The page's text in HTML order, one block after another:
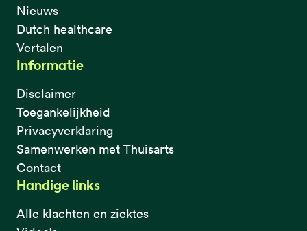
Nieuws
Dutch healthcare
Vertalen
Informatie
Disclaimer
Toegankelijkheid
Privacyverklaring
Samenwerken met Thuisarts
Contact
Handige links
Alle klachten en ziektes